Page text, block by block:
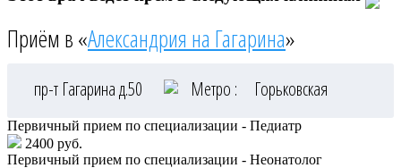
Приём в «Александрия на Гагарина»
пр-т Гагарина д.50 Метро : Горьковская
Первичный прием по специализации - Педиатр
2400 руб.
Первичный прием по специализации - Неонатолог